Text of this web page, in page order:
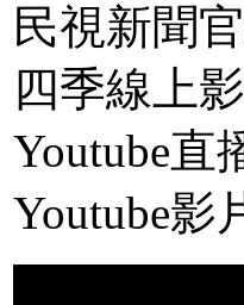
民視新聞
四季線上
Youtube直
Youtube影